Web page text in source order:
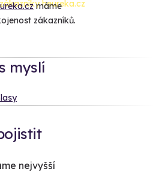
máme
zákazníků.
myslí
nejvyšší